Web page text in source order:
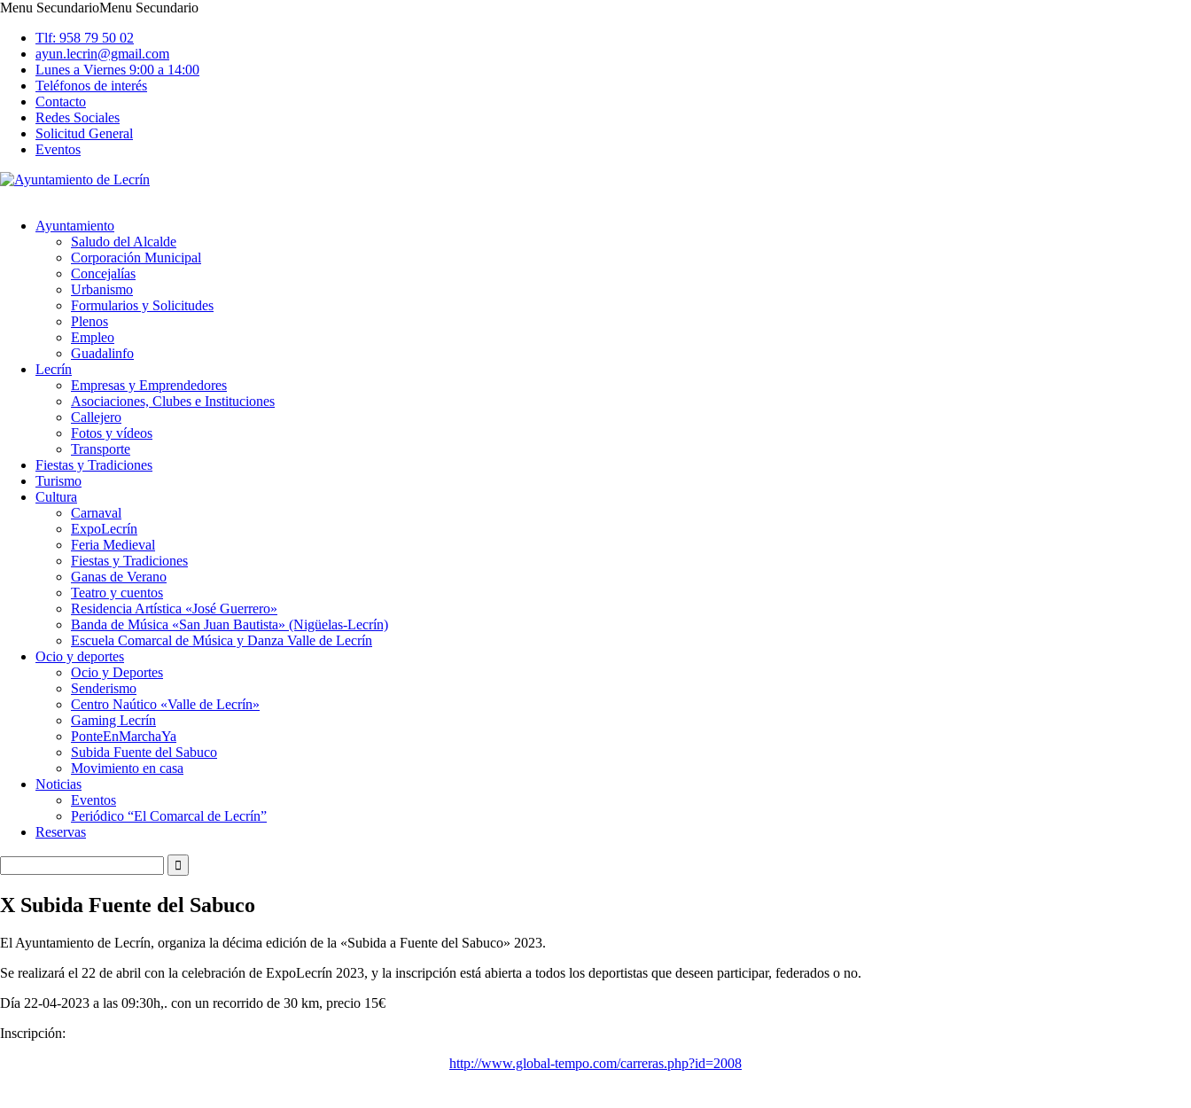
Menu SecundarioMenu Secundario
Tlf: 958 79 50 02
ayun.lecrin@gmail.com
Lunes a Viernes 9:00 a 14:00
Teléfonos de interés
Contacto
Redes Sociales
Solicitud General
Eventos
Ayuntamiento
Saludo del Alcalde
Corporación Municipal
Concejalías
Urbanismo
Formularios y Solicitudes
Plenos
Empleo
Guadalinfo
Lecrín
Empresas y Emprendedores
Asociaciones, Clubes e Instituciones
Callejero
Fotos y vídeos
Transporte
Fiestas y Tradiciones
Turismo
Cultura
Carnaval
ExpoLecrín
Feria Medieval
Fiestas y Tradiciones
Ganas de Verano
Teatro y cuentos
Residencia Artística «José Guerrero»
Banda de Música «San Juan Bautista» (Nigüelas-Lecrín)
Escuela Comarcal de Música y Danza Valle de Lecrín
Ocio y deportes
Ocio y Deportes
Senderismo
Centro Naútico «Valle de Lecrín»
Gaming Lecrín
PonteEnMarchaYa
Subida Fuente del Sabuco
Movimiento en casa
Noticias
Eventos
Periódico “El Comarcal de Lecrín”
Reservas
X Subida Fuente del Sabuco
El Ayuntamiento de Lecrín, organiza la décima edición de la «Subida a Fuente del Sabuco» 2023.
Se realizará el 22 de abril con la celebración de ExpoLecrín 2023, y la inscripción está abierta a todos los deportistas que deseen participar, federados o no.
Día 22-04-2023 a las 09:30h,. con un recorrido de 30 km, precio 15€
Inscripción:
http://www.global-tempo.com/carreras.php?id=2008